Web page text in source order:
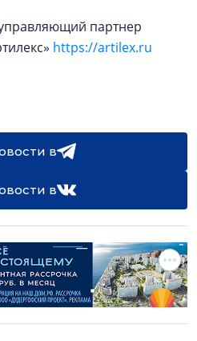
партнер
https://artilex.ru
в
в